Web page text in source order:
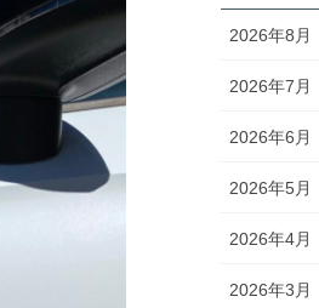
2026年8月
2026年7月
2026年6月
2026年5月
2026年4月
2026年3月